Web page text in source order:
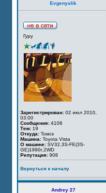
Evgenyslik
Гуру
Зарегистрирован: 02 июл 2010,
03:00
Сообщения: 4108
Тем: 19
Откуда: Томск
Машина: Toyota Vista
О машине: SV32,3S-FE(3S-
GE)1990г,2WD
Репутация: 908
Вернуться к началу
Andrey 27